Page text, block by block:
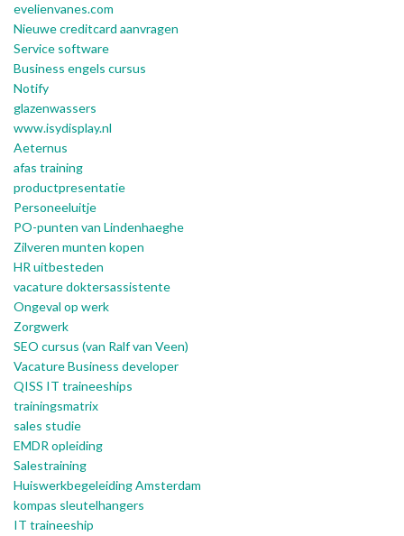
evelienvanes.com
Nieuwe creditcard aanvragen
Service software
Business engels cursus
Notify
glazenwassers
www.isydisplay.nl
Aeternus
afas training
productpresentatie
Personeeluitje
PO-punten van Lindenhaeghe
Zilveren munten kopen
HR uitbesteden
vacature doktersassistente
Ongeval op werk
Zorgwerk
SEO cursus (van Ralf van Veen)
Vacature Business developer
QISS IT traineeships
trainingsmatrix
sales studie
EMDR opleiding
Salestraining
Huiswerkbegeleiding Amsterdam
kompas sleutelhangers
IT traineeship